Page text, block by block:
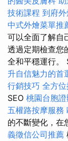
技術課程 到府
中式外燴菜單推
可以全面了解自
透過定期檢查您
全和平穩運行。
升自信魅力的首
行銷技巧 全方
SEO 桃園台胞
五權路按摩服務
的不斷變化，
義徵信公司推薦